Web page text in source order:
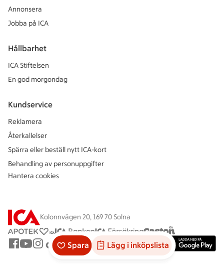
Spara Lägg i inköpslista
Annonsera
Jobba på ICA
Hållbarhet
ICA Stiftelsen
En god morgondag
Kundservice
Reklamera
Återkallelser
Spärra eller beställ nytt ICA-kort
Behandling av personuppgifter
Hantera cookies
Kolonnvägen 20, 169 70 Solna